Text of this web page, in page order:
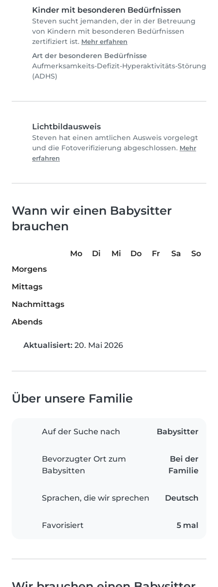
Kinder mit besonderen Bedürfnissen
Steven sucht jemanden, der in der Betreuung
von Kindern mit besonderen Bedürfnissen
zertifiziert ist. Mehr erfahren
Art der besonderen Bedürfnisse
Aufmerksamkeits-Defizit-Hyperaktivitäts-Störung
(ADHS)
Lichtbildausweis
Steven hat einen amtlichen Ausweis vorgelegt
und die Fotoverifizierung abgeschlossen. Mehr
erfahren
Wann wir einen Babysitter
brauchen
Mo Di Mi Do Fr Sa
So
Morgens
Mittags
Nachmittags
Abends
Aktualisiert: 20. Mai 2026
Über unsere Familie
Auf der Suche nach Babysitter
Bevorzugter Ort zum
Babysitten
Bei der
Familie
Sprachen, die wir sprechen Deutsch
Favorisiert 5 mal